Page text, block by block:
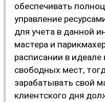
обеспечивать
управление
для учета в данной
мастера и
расписании в
свободных мест,
зарабатывать свой
клиентского дня